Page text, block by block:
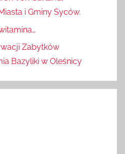
i Gminy Syców.
Zabytków
Bazyliki w Oleśnicy